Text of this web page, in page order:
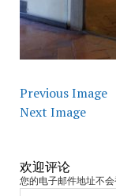
Previous Image
Next Image
欢迎评论
您的电子邮件地址不